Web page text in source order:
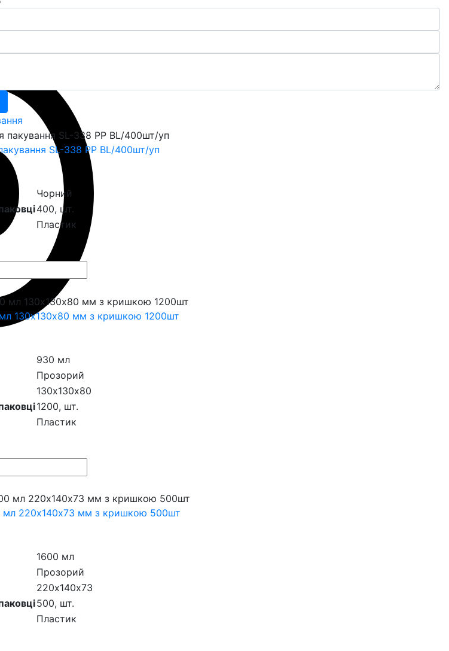
SL-338 PP BL/400шт/уп
Чорний
400, шт.
Пластик
130х130х80 мм з кришкою 1200шт
930 мл
Прозорий
130х130х80
1200, шт.
Пластик
мл 220х140х73 мм з кришкою 500шт
1600 мл
Прозорий
220х140х73
500, шт.
Пластик